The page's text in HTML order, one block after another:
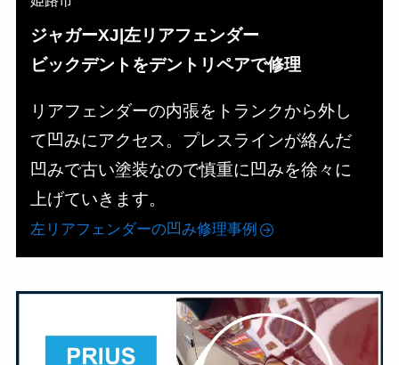
ジャガーXJ|左リアフェンダー
ビックデントをデントリペアで修理
リアフェンダーの内張をトランクから外し
て凹みにアクセス。プレスラインが絡んだ
凹みで古い塗装なので慎重に凹みを徐々に
上げていきます。
左リアフェンダーの凹み修理事例